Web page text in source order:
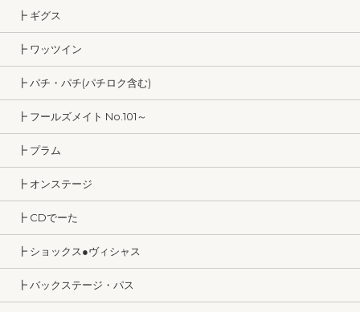
┣ ギグス
┣ ワッツイン
┣ パチ・パチ(パチロク含む)
┣ フールズメイト No.101～
┣ プラム
┣ オンステージ
┣ CDでーた
┣ ショックス●ヴィシャス
┣ バックステージ・パス